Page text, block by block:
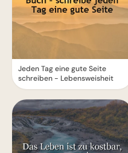
Jeden Tag eine gute Seite
schreiben - Lebensweisheit